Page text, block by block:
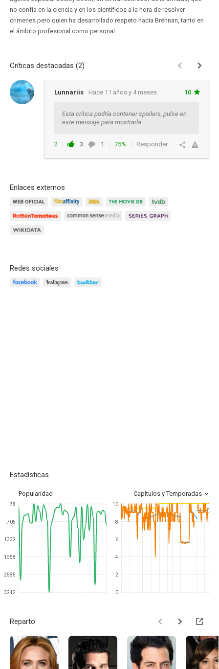
no confía en la ciencia y en los científicos a la hora de resolver
crímenes pero quien ha desarrollado respeto hacia Brennan, tanto en
el ámbito profesional como personal.
Críticas destacadas (2)
Lunnariis Hace 11 años y 4 meses 10
Esta crítica podría contener spoilers, pulse en
este mensaje para mostrarla
2 3 1 75% Responder
Enlaces externos
Redes sociales
Estadísticas
Popularidad Capítulos y Temporadas
78
705
1332
1958
2585
3212
10
8
6
4
2
0
Reparto